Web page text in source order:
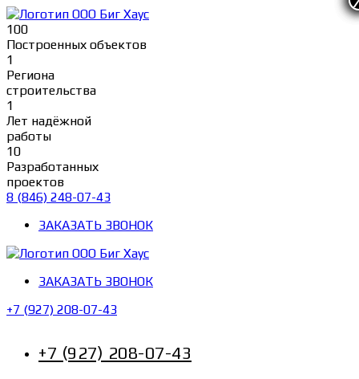
Перейти
к
содержимому
100
Построенных объектов
1
Региона
строительства
1
Лет надёжной
работы
10
Разработанных
проектов
8 (846) 248-07-43
ЗАКАЗАТЬ ЗВОНОК
ЗАКАЗАТЬ ЗВОНОК
+7 (927) 208-07-43
+7 (927) 208-07-43